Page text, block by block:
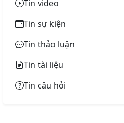
Tin video
Tin sự kiện
Tin thảo luận
Tin tài liệu
Tin câu hỏi